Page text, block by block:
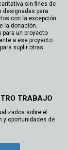
sin fines de
designadas para
con la excepción
la donación.
un proyecto
a ese proyecto.
suplir otras
TRABAJO
sobre el
y oportunidades de